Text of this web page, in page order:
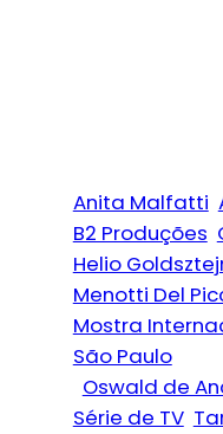
Anita Malfatti
B2 Produções
Helio
Menotti Del
Mostra
São Paulo
Oswald de
Série de TV